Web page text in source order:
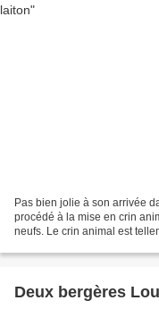
Pas bien jolie à son arrivée
procédé à la mise en crin
neufs. Le crin animal est
Deux bergères